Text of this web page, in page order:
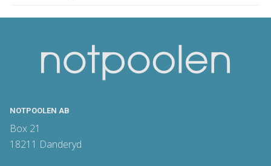
NOTPOOLEN AB
Box 21
18211 Danderyd